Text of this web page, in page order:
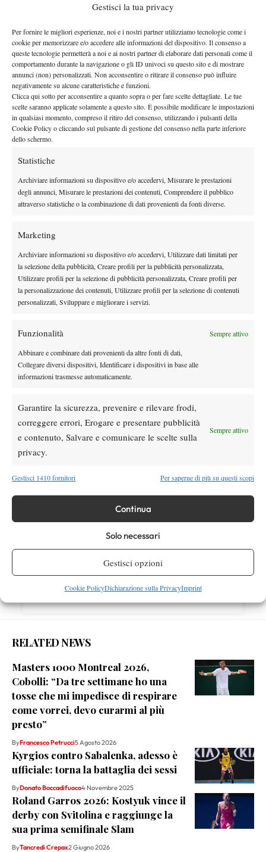
Gestisci la tua privacy
Per fornire le migliori esperienze, noi e i nostri partner utilizziamo tecnologie come i
cookie per memorizzare e/o accedere alle informazioni del dispositivo. Il consenso a
queste tecnologie permetterà a noi e ai nostri partner di elaborare dati personali come il
comportamento durante la navigazione o gli ID univoci su questo sito e di mostrare
annunci (non) personalizzati. Non acconsentire o ritirare il consenso può influire
negativamente su alcune caratteristiche e funzioni.
Clicca qui sotto per acconsentire a quanto sopra o per fare scelte dettagliate. Le tue
scelte saranno applicate solamente a questo sito. È possibile modificare le impostazioni
in qualsiasi momento, compreso il ritiro del consenso, utilizzando i pulsanti della
Cookie Policy o cliccando sul pulsante di gestione del consenso nella parte inferiore
dello schermo.
Statistiche
Archiviare informazioni su dispositivo e/o accedervi, Misurare le prestazioni
degli annunci, Misurare le prestazioni dei contenuti, Comprendere il pubblico
attraverso statistiche o la combinazione di dati provenienti da fonti diverse.
Marketing
Archiviare informazioni su dispositivo e/o accedervi, Utilizzare dati limitati per
la selezione della pubblicità, Creare profili per la pubblicità personalizzata,
Utilizzare profili per la selezione di pubblicità personalizzata, Creare profili per
la personalizzazione dei contenuti, Utilizzare profili per la selezione di contenuti
personalizzati, Sviluppare e migliorare i servizi.
Funzionalità Sempre attivo
Abbinare e combinare dati provenienti da altre fonti di dati,
Collegare diversi dispositivi, Identificare i dispositivi in base alle
informazioni trasmesse automaticamente.
Garantire la sicurezza, prevenire e rilevare frodi,
correggere errori, Erogare e presentare pubblicità
e contenuto, Salvare e comunicare le scelte sulla
privacy.
Sempre attivo
Gestisci 1410 fornitori Per saperne di più su questi scopi
Continua
Solo necessari
Gestisci opzioni
Cookie PolicyDichiarazione sulla PrivacyImprint
AGGIORMENTO 18.57 – Dopo il medical timeout Paolini è
tornata in campo con la caviglia fasciata e ha conquistato a 15 il
proprio turno di battuta.
Effetto Montreal: forfait e sorprese
spazzano via la Top 10, Shelton prova a
resistere
Norrie scrive la sua favola a Montreal,
rimonta folle su de Minaur
Wta
Paolini salta il WTA 1000 di Cincinnati, non
Masters 1000 Montreal 2026: programma,
orario e ordine di gioco venerdì 7 agosto.
SOCIAL
X
Instagram
RELATED NEWS
Masters 1000 Montreal 2026,
Cobolli: “Da tre settimane ho una
tosse che mi impedisce di respirare
come vorrei, devo curarmi al più
presto”
ByFrancesco Petrucci5 Agosto 2026
Kyrgios contro Sabalenka, adesso è
ufficiale: torna la battaglia dei sessi
ByDonato Boccadifuoco4 Novembre 2025
Roland Garros 2026: Kostyuk vince il
derby con Svitolina e raggiunge la
sua prima semifinale Slam
ByTancredi Crepax2 Giugno 2026